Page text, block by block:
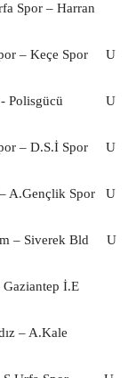
Spor – Harran
– Keçe Spor
U
Polisgücü
U
– D.S.İ Spor
U
A.Gençlik Spor
U
– Siverek Bld
U
İ.E
– A.Kale